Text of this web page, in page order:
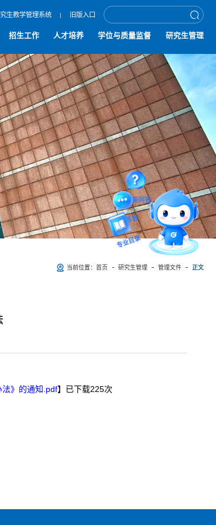
生教学管理系统 | 旧版入口
招生工作 人才培养 学位与质量监督 研究生管理
当前位置：首页 研究生管理 管理文件 正文
法》的通知.pdf】已下载225次